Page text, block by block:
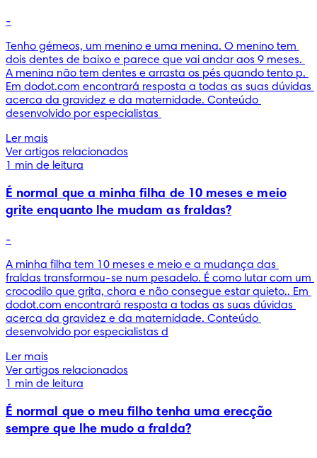
-
Tenho gémeos, um menino e uma menina. O menino tem
dois dentes de baixo e parece que vai andar aos 9 meses.
A menina não tem dentes e arrasta os pés quando tento p.
Em dodot.com encontrará resposta a todas as suas dúvidas
acerca da gravidez e da maternidade. Conteúdo
desenvolvido por especialistas
Ler mais
Ver artigos relacionados
1 min de leitura
É normal que a minha filha de 10 meses e meio
grite enquanto lhe mudam as fraldas?
-
A minha filha tem 10 meses e meio e a mudança das
fraldas transformou-se num pesadelo. É como lutar com um
crocodilo que grita, chora e não consegue estar quieto.. Em
dodot.com encontrará resposta a todas as suas dúvidas
acerca da gravidez e da maternidade. Conteúdo
desenvolvido por especialistas d
Ler mais
Ver artigos relacionados
1 min de leitura
É normal que o meu filho tenha uma erecção
sempre que lhe mudo a fralda?